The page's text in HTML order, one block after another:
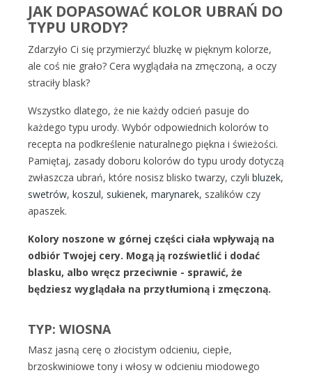
JAK DOPASOWAĆ KOLOR UBRAŃ DO
TYPU URODY?
Zdarzyło Ci się przymierzyć bluzkę w pięknym kolorze,
ale coś nie grało? Cera wyglądała na zmęczoną, a oczy
straciły blask?
Wszystko dlatego, że nie każdy odcień pasuje do
każdego typu urody. Wybór odpowiednich kolorów to
recepta na podkreślenie naturalnego piękna i świeżości.
Pamiętaj, zasady doboru kolorów do typu urody dotyczą
zwłaszcza ubrań, które nosisz blisko twarzy, czyli bluzek,
swetrów, koszul, sukienek, marynarek, szalików czy
apaszek.
Kolory noszone w górnej części ciała wpływają na
odbiór Twojej cery. Mogą ją rozświetlić i dodać
blasku, albo wręcz przeciwnie - sprawić, że
będziesz wyglądała na przytłumioną i zmęczoną.
TYP: WIOSNA
Masz jasną cerę o złocistym odcieniu, ciepłe,
brzoskwiniowe tony i włosy w odcieniu miodowego